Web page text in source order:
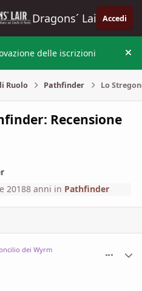
Dragons´ Lair Accedi
delle iscrizioni
Ruolo Pathfinder Lo
Recensione
20188 anni in Pathfinder
dei Wyrm